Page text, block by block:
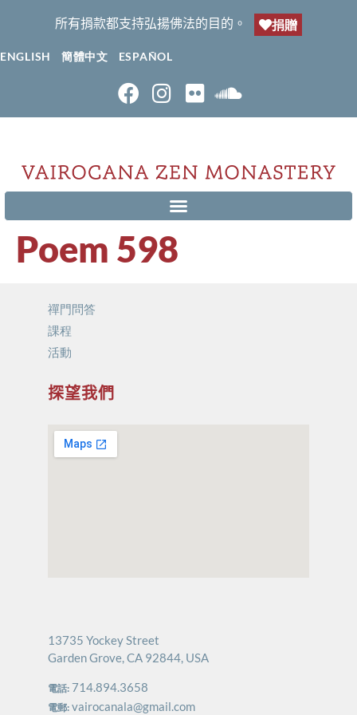
所有捐款都支持弘揚佛法的目的。 捐贈
ENGLISH 簡體中文 ESPAÑOL
Poem 598
禪門問答
課程
活動
探望我們
13735 Yockey Street
Garden Grove, CA 92844, USA
電話: 714.894.3658
電郵: vairocanala@gmail.com